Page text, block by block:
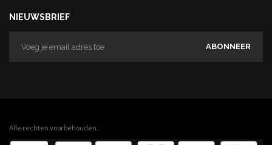
NIEUWSBRIEF
ABONNEER
Alle rechten voorbehouden.